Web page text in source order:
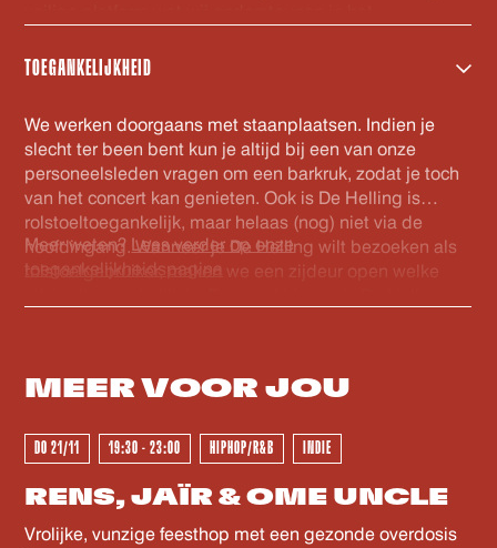
TicketSwap worden verhandeld worden automatisch
plezier!
TOEGANKELIJKHEID
We werken doorgaans met staanplaatsen. Indien je
slecht ter been bent kun je altijd bij een van onze
personeelsleden vragen om een barkruk, zodat je toch
van het concert kan genieten. Ook is De Helling is
rolstoeltoegankelijk, maar helaas (nog) niet via de
hoofdingang. Wanneer je De Helling wilt bezoeken als
rolstoelgebruiker, maken we een zijdeur open welke
info@dehelling.nlof+31 (0)30 – 22 19 944
Meer weten? Lees verder op onze
toegankelijkheidspagina
MEER VOORJOU
- GEWEEST -
DO 21/11 19:30 - 23:00 HIPHOP/R&B INDIE
RENS, JAÏR & OME UNCLE
Vrolijke, vunzige feesthop met een gezonde overdosis